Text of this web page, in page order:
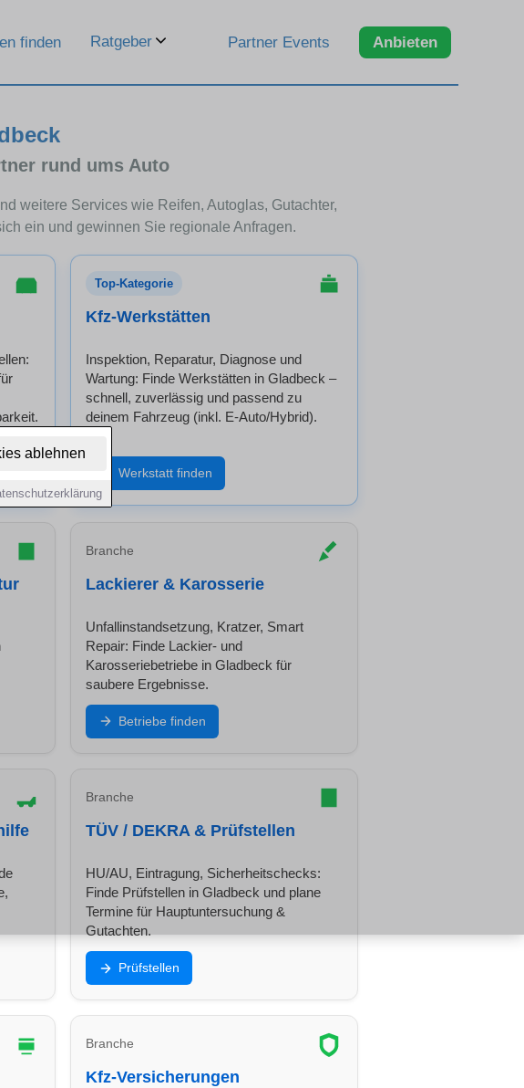
ablehnen
finden Ratgeber Partner Events Anbieten
rund ums Auto
weitere Services wie Reifen, Autoglas, Gutachter,
ein und gewinnen Sie regionale Anfragen.
Top-Kategorie
Kfz-Werkstätten
Inspektion, Reparatur, Diagnose und
Wartung: Finde Werkstätten in Gladbeck –
schnell, zuverlässig und passend zu
deinem Fahrzeug (inkl. E-Auto/Hybrid).
Werkstatt finden
Branche
Lackierer & Karosserie
Unfallinstandsetzung, Kratzer, Smart
Repair: Finde Lackier- und
Karosseriebetriebe in Gladbeck für
saubere Ergebnisse.
Betriebe finden
Branche
TÜV / DEKRA & Prüfstellen
HU/AU, Eintragung, Sicherheitschecks:
Finde Prüfstellen in Gladbeck und plane
Termine für Hauptuntersuchung &
Gutachten.
Prüfstellen
Branche
Kfz-Versicherungen